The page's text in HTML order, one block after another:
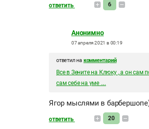
ответить 6
Анонимно
07 апреля 2021 в 00:19
ответил на комментарий
Все в Зените на Клюку , а он сам
сам себе на уме ....
Ягор мыслями в
ответить 20